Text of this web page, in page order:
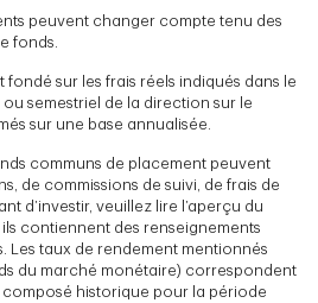
peuvent changer compte tenu des
fonds.
fondé sur les frais réels indiqués dans le
semestriel de la direction sur le
sur une base annualisée.
communs de placement peuvent
de commissions de suivi, de frais de
d’investir, veuillez lire l’aperçu du
contiennent des renseignements
Les taux de rendement mentionnés
du marché monétaire) correspondent
historique pour la période